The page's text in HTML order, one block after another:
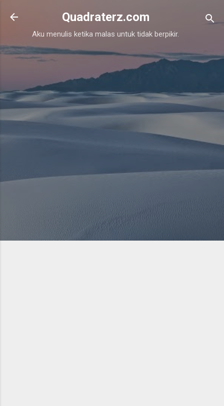
Skip to main content
Quadraterz.com
Aku menulis ketika malas untuk tidak berpikir.